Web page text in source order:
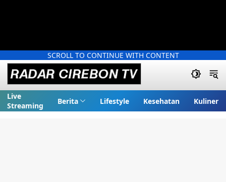
SCROLL TO CONTINUE WITH CONTENT
Live
Streaming
Berita Lifestyle Kesehatan Kuliner